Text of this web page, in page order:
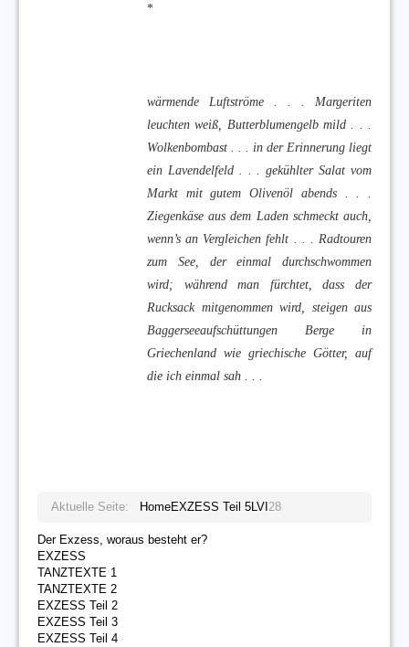
*
wärmende Luftströme . . . Margeriten
leuchten weiß, Butterblumengelb mild . . .
Wolkenbombast . . . in der Erinnerung liegt
ein Lavendelfeld . . . gekühlter Salat vom
Markt mit gutem Olivenöl abends . . .
Ziegenkäse aus dem Laden schmeckt auch,
wenn’s an Vergleichen fehlt . . . Radtouren
zum See, der einmal durchschwommen
wird; während man fürchtet, dass der
Rucksack mitgenommen wird, steigen aus
Baggerseeaufschüttungen Berge in
Griechenland wie griechische Götter, auf
die ich einmal sah . . .
Aktuelle Seite: HomeEXZESS Teil 5LVI 28
Der Exzess, woraus besteht er?
EXZESS
TANZTEXTE 1
TANZTEXTE 2
EXZESS Teil 2
EXZESS Teil 3
EXZESS Teil 4